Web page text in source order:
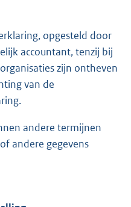
opgesteld door
accountant, tenzij bij
zijn ontheven
van de
andere termijnen
andere gegevens